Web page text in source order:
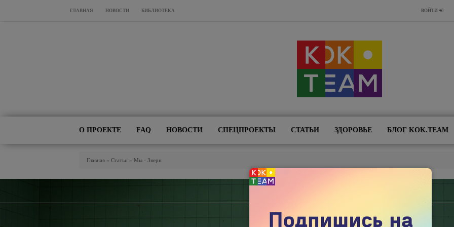
Перейти к основному содержанию
ГЛАВНАЯ НОВОСТИ БИБЛИОТЕКА ВОЙТИ
О ПРОЕКТЕ FAQ НОВОСТИ СПЕЦПРОЕКТЫ СТАТЬИ ЗДОРОВЬЕ БЛОГ KOK.TEAM
Главная » Статьи » Мы - Звери